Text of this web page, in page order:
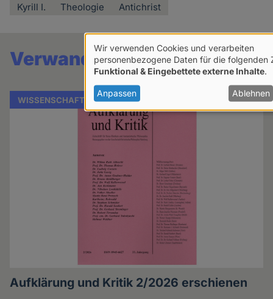
Kyrill I. Theologie Antichrist
Verwandte Artikel
WISSENSCHAFT
Aufklärung und Kritik 2/2026 erschienen
Verwendung
von
personenbezogenen
Daten
und
Wir verwenden Cookies und verarbeiten
personenbezogene Daten für die folgenden
Funktional & Eingebettete externe Inhalte.
Anpassen Ablehnen